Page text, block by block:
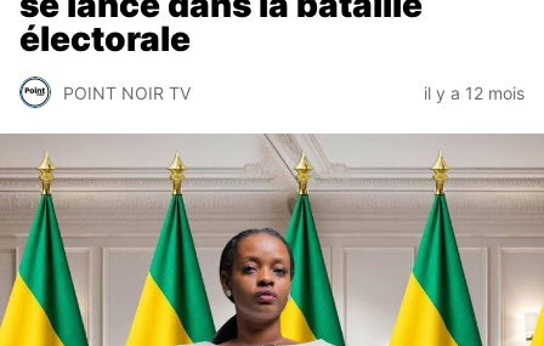
électorale
POINT NOIR TV il y a 12 mois